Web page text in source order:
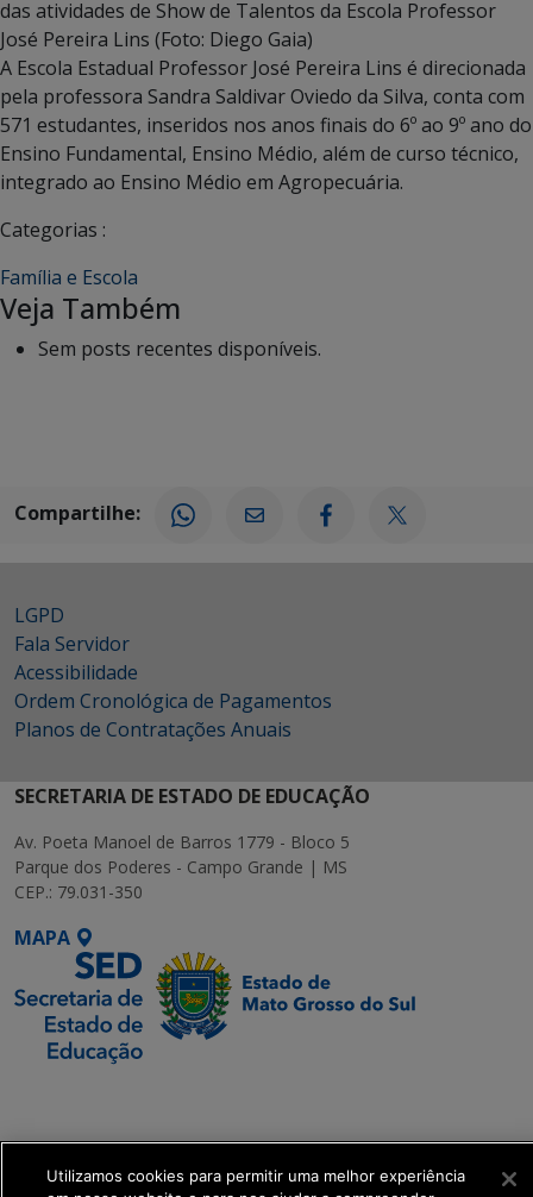
das atividades de Show de Talentos da Escola Professor
José Pereira Lins (Foto: Diego Gaia)
A Escola Estadual Professor José Pereira Lins é direcionada
pela professora Sandra Saldivar Oviedo da Silva, conta com
571 estudantes, inseridos nos anos finais do 6º ao 9º ano do
Ensino Fundamental, Ensino Médio, além de curso técnico,
integrado ao Ensino Médio em Agropecuária.
Categorias :
Família e Escola
Veja Também
Sem posts recentes disponíveis.
Compartilhe:
LGPD
Fala Servidor
Acessibilidade
Ordem Cronológica de Pagamentos
Planos de Contratações Anuais
SECRETARIA DE ESTADO DE EDUCAÇÃO
Av. Poeta Manoel de Barros 1779 - Bloco 5
Parque dos Poderes - Campo Grande | MS
CEP.: 79.031-350
MAPA
Transformação Digital
Utilizamos cookies para permitir uma melhor experiência